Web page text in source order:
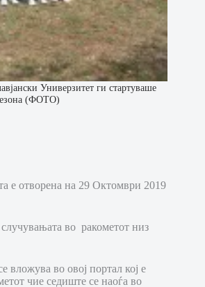
Универзитет ги стартуваше
(ФОТО)
е отворена на 29 Октомври 2019
случувањата во ракометот низ
вложува во овој портал кој е
чие седиште се наоѓа во